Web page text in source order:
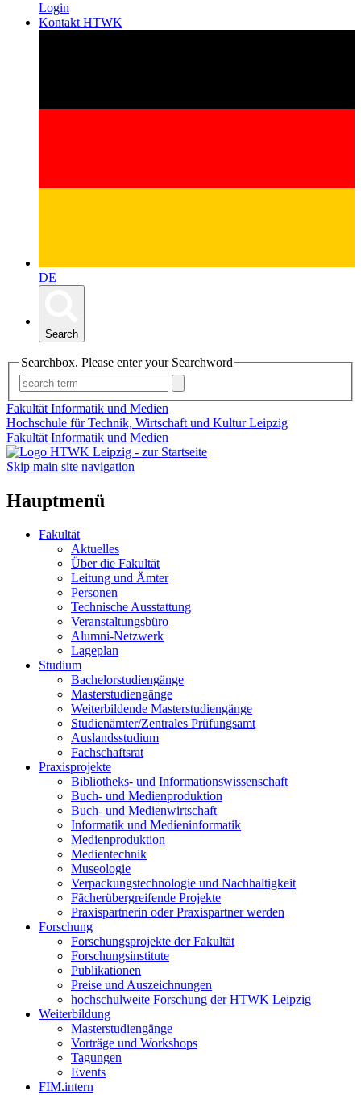
Login
Kontakt HTWK
DE
Search
Searchbox. Please enter your Searchword
Fakultät Informatik und Medien
Hochschule für Technik, Wirtschaft und Kultur Leipzig
Fakultät Informatik und Medien
Skip main site navigation
Hauptmenü
Fakultät
Aktuelles
Über die Fakultät
Leitung und Ämter
Personen
Technische Ausstattung
Veranstaltungsbüro
Alumni-Netzwerk
Lageplan
Studium
Bachelorstudiengänge
Masterstudiengänge
Weiterbildende Masterstudiengänge
Studienämter/Zentrales Prüfungsamt
Auslandsstudium
Fachschaftsrat
Praxisprojekte
Bibliotheks- und Informationswissenschaft
Buch- und Medienproduktion
Buch- und Medienwirtschaft
Informatik und Medieninformatik
Medienproduktion
Medientechnik
Museologie
Verpackungstechnologie und Nachhaltigkeit
Fächerübergreifende Projekte
Praxispartnerin oder Praxispartner werden
Forschung
Forschungsprojekte der Fakultät
Forschungsinstitute
Publikationen
Preise und Auszeichnungen
hochschulweite Forschung der HTWK Leipzig
Weiterbildung
Masterstudiengänge
Vorträge und Workshops
Tagungen
Events
FIM.intern